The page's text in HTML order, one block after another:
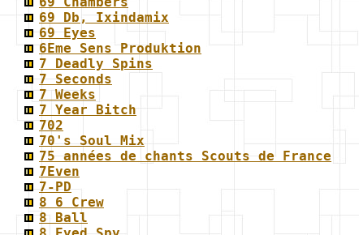
69 Db, Ixindamix
69 Eyes
6Eme Sens Produktion
7 Deadly Spins
7 Seconds
7 Weeks
7 Year Bitch
702
70's Soul Mix
75 années de chants Scouts de France
7Even
7-PD
8 6 Crew
8 Ball